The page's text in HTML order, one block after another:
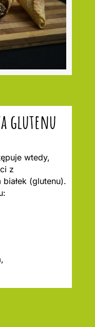
glutenu
wtedy,
z
(glutenu).